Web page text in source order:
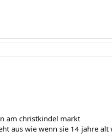
am christkindel markt
aus wie wenn sie 14 jahre